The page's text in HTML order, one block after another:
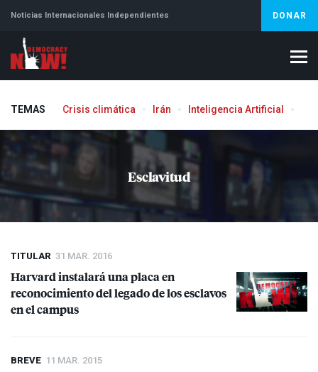
Noticias Internacionales Independientes DONAR
TEMAS Crisis climática Irán Inteligencia Artificial
Esclavitud
TITULAR 31 MAR. 2016
Harvard instalará una placa en
reconocimiento del legado de los esclavos
en el campus
BREVE 11 MAR. 2015